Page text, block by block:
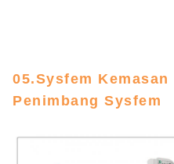
05.Sysfem
Penimbang Sysfem